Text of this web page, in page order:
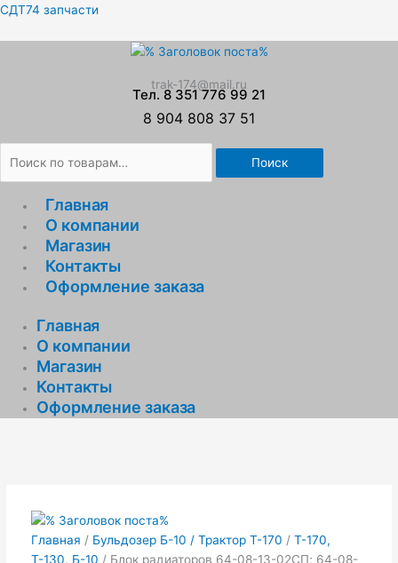
Перейти
СДТ74 запчасти
trak-174@mail.ru
Тел. 8 351 776 99 21
8 904 808 37 51
Искать:
Поиск
Главная
О компании
Магазин
Контакты
Оформление заказа
Главная
О компании
Магазин
Контакты
Оформление заказа
Главная / Бульдозер Б-10 / Трактор Т-170 / Т-170,
Т-130, Б-10 / Блок радиаторов 64-08-13-02СП; 64-08-